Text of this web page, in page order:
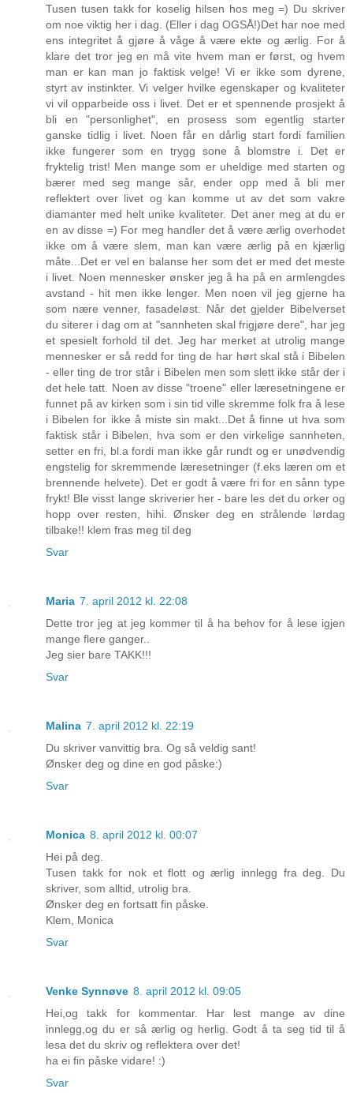
Tusen tusen takk for koselig hilsen hos meg =) Du skriver
om noe viktig her i dag. (Eller i dag OGSÅ!)Det har noe med
ens integritet å gjøre å våge å være ekte og ærlig. For å
klare det tror jeg en må vite hvem man er først, og hvem
man er kan man jo faktisk velge! Vi er ikke som dyrene,
styrt av instinkter. Vi velger hvilke egenskaper og kvaliteter
vi vil opparbeide oss i livet. Det er et spennende prosjekt å
bli en "personlighet", en prosess som egentlig starter
ganske tidlig i livet. Noen får en dårlig start fordi familien
ikke fungerer som en trygg sone å blomstre i. Det er
fryktelig trist! Men mange som er uheldige med starten og
bærer med seg mange sår, ender opp med å bli mer
reflektert over livet og kan komme ut av det som vakre
diamanter med helt unike kvaliteter. Det aner meg at du er
en av disse =) For meg handler det å være ærlig overhodet
ikke om å være slem, man kan være ærlig på en kjærlig
måte...Det er vel en balanse her som det er med det meste
i livet. Noen mennesker ønsker jeg å ha på en armlengdes
avstand - hit men ikke lenger. Men noen vil jeg gjerne ha
som nære venner, fasadeløst. Når det gjelder Bibelverset
du siterer i dag om at "sannheten skal frigjøre dere", har jeg
et spesielt forhold til det. Jeg har merket at utrolig mange
mennesker er så redd for ting de har hørt skal stå i Bibelen
- eller ting de tror står i Bibelen men som slett ikke står der i
det hele tatt. Noen av disse "troene" eller læresetningene er
funnet på av kirken som i sin tid ville skremme folk fra å lese
i Bibelen for ikke å miste sin makt...Det å finne ut hva som
faktisk står i Bibelen, hva som er den virkelige sannheten,
setter en fri, bl.a fordi man ikke går rundt og er unødvendig
engstelig for skremmende læresetninger (f.eks læren om et
brennende helvete). Det er godt å være fri for en sånn type
frykt! Ble visst lange skriverier her - bare les det du orker og
hopp over resten, hihi. Ønsker deg en strålende lørdag
tilbake!! klem fras meg til deg
Svar
Maria 7. april 2012 kl. 22:08
Dette tror jeg at jeg kommer til å ha behov for å lese igjen
mange flere ganger..
Jeg sier bare TAKK!!!
Svar
Malina 7. april 2012 kl. 22:19
Du skriver vanvittig bra. Og så veldig sant!
Ønsker deg og dine en god påske:)
Svar
Monica 8. april 2012 kl. 00:07
Hei på deg.
Tusen takk for nok et flott og ærlig innlegg fra deg. Du
skriver, som alltid, utrolig bra.
Ønsker deg en fortsatt fin påske.
Klem, Monica
Svar
Venke Synnøve 8. april 2012 kl. 09:05
Hei,og takk for kommentar. Har lest mange av dine
innlegg,og du er så ærlig og herlig. Godt å ta seg tid til å
lesa det du skriv og reflektera over det!
ha ei fin påske vidare! :)
Svar